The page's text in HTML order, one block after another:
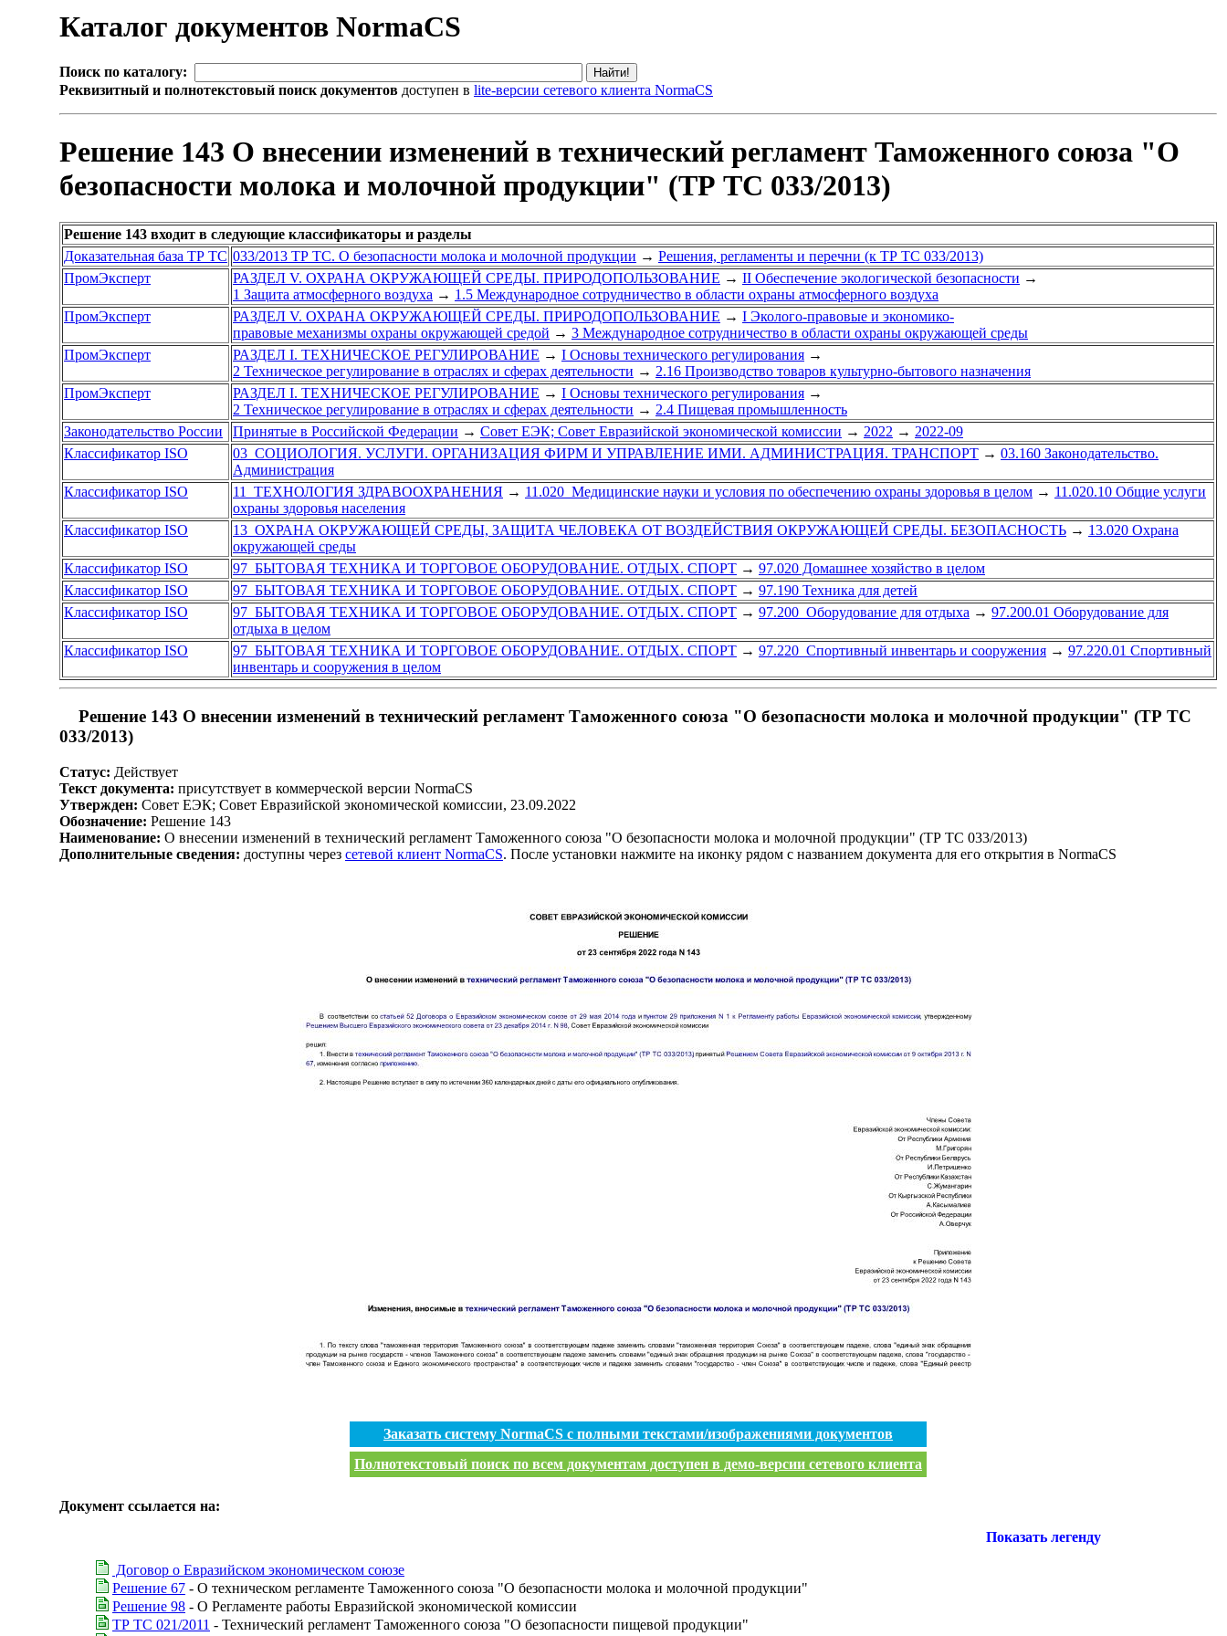
Каталог документов NormaCS
Поиск по каталогу:
Реквизитный и полнотекстовый поиск документов доступен в lite-версии сетевого клиента NormaCS
Решение 143 О внесении изменений в технический регламент Таможенного союза "О
безопасности молока и молочной продукции" (ТР ТС 033/2013)
Решение 143 входит в следующие классификаторы и разделы
Доказательная база ТР ТС 033/2013 ТР ТС. О безопасности молока и молочной продукции → Решения, регламенты и перечни (к ТР ТС 033/2013)
ПромЭксперт
РАЗДЕЛ V. ОХРАНА ОКРУЖАЮЩЕЙ СРЕДЫ. ПРИРОДОПОЛЬЗОВАНИЕ → II Обеспечение экологической безопасности →
1 Защита атмосферного воздуха → 1.5 Международное сотрудничество в области охраны атмосферного воздуха
ПромЭксперт
РАЗДЕЛ V. ОХРАНА ОКРУЖАЮЩЕЙ СРЕДЫ. ПРИРОДОПОЛЬЗОВАНИЕ → I Эколого-правовые и экономико-
правовые механизмы охраны окружающей средой → 3 Международное сотрудничество в области охраны окружающей среды
ПромЭксперт
РАЗДЕЛ I. ТЕХНИЧЕСКОЕ РЕГУЛИРОВАНИЕ → I Основы технического регулирования →
2 Техническое регулирование в отраслях и сферах деятельности → 2.16 Производство товаров культурно-бытового назначения
ПромЭксперт
РАЗДЕЛ I. ТЕХНИЧЕСКОЕ РЕГУЛИРОВАНИЕ → I Основы технического регулирования →
2 Техническое регулирование в отраслях и сферах деятельности → 2.4 Пищевая промышленность
Законодательство России
Принятые в Российской Федерации → Совет ЕЭК; Совет Евразийской экономической комиссии → 2022 → 2022-09
Классификатор ISO
03 СОЦИОЛОГИЯ. УСЛУГИ. ОРГАНИЗАЦИЯ ФИРМ И УПРАВЛЕНИЕ ИМИ. АДМИНИСТРАЦИЯ. ТРАНСПОРТ → 03.160 Законодательство.
Администрация
Классификатор ISO
11 ТЕХНОЛОГИЯ ЗДРАВООХРАНЕНИЯ → 11.020 Медицинские науки и условия по обеспечению охраны здоровья в целом → 11.020.10 Общие услуги
охраны здоровья населения
Классификатор ISO
13 ОХРАНА ОКРУЖАЮЩЕЙ СРЕДЫ, ЗАЩИТА ЧЕЛОВЕКА ОТ ВОЗДЕЙСТВИЯ ОКРУЖАЮЩЕЙ СРЕДЫ. БЕЗОПАСНОСТЬ → 13.020 Охрана
окружающей среды
Классификатор ISO
97 БЫТОВАЯ ТЕХНИКА И ТОРГОВОЕ ОБОРУДОВАНИЕ. ОТДЫХ. СПОРТ → 97.020 Домашнее хозяйство в целом
Классификатор ISO
97 БЫТОВАЯ ТЕХНИКА И ТОРГОВОЕ ОБОРУДОВАНИЕ. ОТДЫХ. СПОРТ → 97.190 Техника для детей
Классификатор ISO
97 БЫТОВАЯ ТЕХНИКА И ТОРГОВОЕ ОБОРУДОВАНИЕ. ОТДЫХ. СПОРТ → 97.200 Оборудование для отдыха → 97.200.01 Оборудование для
отдыха в целом
Классификатор ISO
97 БЫТОВАЯ ТЕХНИКА И ТОРГОВОЕ ОБОРУДОВАНИЕ. ОТДЫХ. СПОРТ → 97.220 Спортивный инвентарь и сооружения → 97.220.01 Спортивный
инвентарь и сооружения в целом
Решение 143 О внесении изменений в технический регламент Таможенного союза "О безопасности молока и молочной продукции" (ТР ТС
033/2013)
Статус: Действует
Текст документа: присутствует в коммерческой версии NormaCS
Утвержден: Совет ЕЭК; Совет Евразийской экономической комиссии, 23.09.2022
Обозначение: Решение 143
Наименование: О внесении изменений в технический регламент Таможенного союза "О безопасности молока и молочной продукции" (ТР ТС 033/2013)
Дополнительные сведения: доступны через сетевой клиент NormaCS. После установки нажмите на иконку рядом с названием документа для его открытия в NormaCS
Заказать систему NormaCS с полными текстами/изображениями документов
Полнотекстовый поиск по всем документам доступен в демо-версии сетевого клиента
Документ ссылается на:
Показать легенду
Договор о Евразийском экономическом союзе
Решение 67 - О техническом регламенте Таможенного союза "О безопасности молока и молочной продукции"
Решение 98 - О Регламенте работы Евразийской экономической комиссии
ТР ТС 021/2011 - Технический регламент Таможенного союза "О безопасности пищевой продукции"